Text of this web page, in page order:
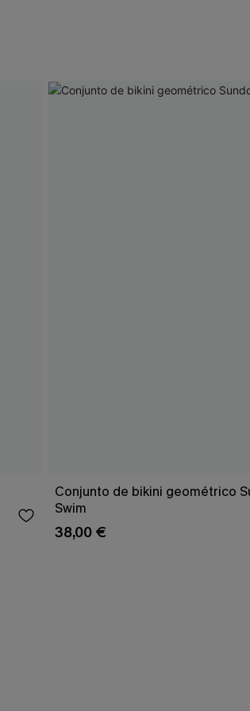
Conjunto de bikini geométrico
Swim
38,00 €